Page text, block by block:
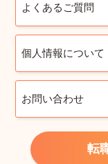
よくあるご質問
個人情報について
お問い合わせ
転